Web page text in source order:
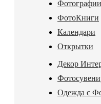
Фотографии
ФотоКниги
Календари
Открытки
Декор
Одежда с